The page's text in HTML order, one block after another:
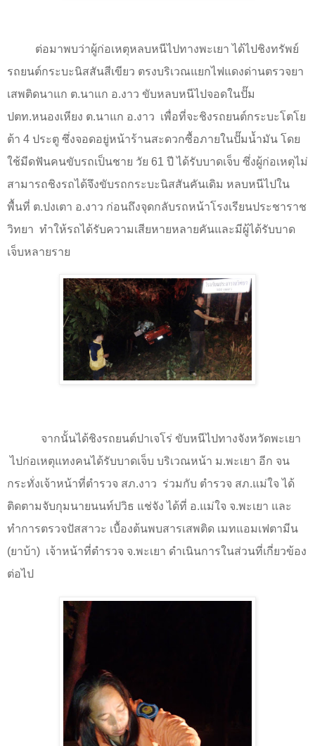
ต่อมาพบว่าผู้ก่อเหตุหลบหนีไปทางพะเยา ได้ไปชิงทรัพย์
รถยนต์กระบะนิสสันสีเขียว ตรงบริเวณแยกไฟแดงด่านตรวจยา
เสพติดนาแก ต.นาแก อ.งาว ขับหลบหนีไปจอดในปั๊ม
ปตท.หนองเหียง ต.นาแก อ.งาว เพื่อที่จะชิงรถยนต์กระบะโตโย
ต้า 4 ประตู ซึ่งจอดอยู่หน้าร้านสะดวกซื้อภายในปั๊มน้ำมัน โดย
ใช้มีดฟันคนขับรถเป็นชาย วัย 61 ปี ได้รับบาดเจ็บ ซึ่งผู้ก่อเหตุไม่
สามารถชิงรถได้จึงขับรถกระบะนิสสันคันเดิม หลบหนีไปใน
พื้นที่ ต.ปงเตา อ.งาว ก่อนถึงจุดกลับรถหน้าโรงเรียนประชาราช
วิทยา ทำให้รถได้รับความเสียหายหลายคันและมีผู้ได้รับบาด
เจ็บหลายราย
จากนั้นได้ชิงรถยนต์ปาเจโร่ ขับหนีไปทางจังหวัดพะเยา
ไปก่อเหตุแทงคนได้รับบาดเจ็บ บริเวณหน้า ม.พะเยา อีก จน
กระทั่งเจ้าหน้าที่ตำรวจ สภ.งาว ร่วมกับ ตำรวจ สภ.แม่ใจ ได้
ติดตามจับกุมนายนนท์ปวิธ แช่จัง ได้ที่ อ.แม่ใจ จ.พะเยา และ
ทำการตรวจปัสสาวะ เบื้องต้นพบสารเสพติด เมทแอมเฟตามีน
(ยาบ้า) เจ้าหน้าที่ตำรวจ จ.พะเยา ดำเนินการในส่วนที่เกี่ยวข้อง
ต่อไป